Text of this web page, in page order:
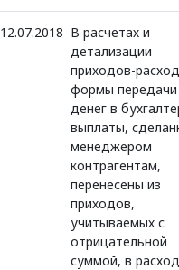
12.07.2018 В расчетах и
детализации
приходов-
формы передачи
денег в
выплаты,
менеджером
контрагентам,
перенесены из
приходов,
учитываемых с
отрицательной
суммой, в